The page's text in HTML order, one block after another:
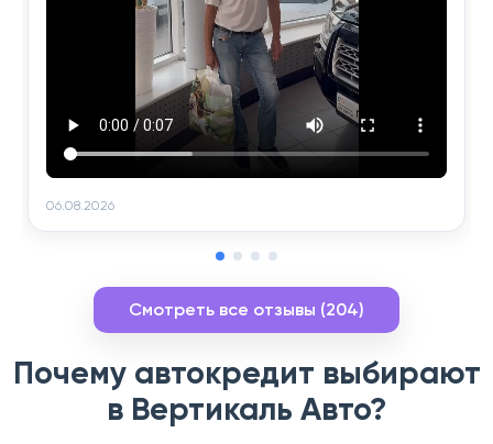
06.08.2026
Смотреть все отзывы (204)
Почему автокредит выбирают
в Вертикаль Авто?